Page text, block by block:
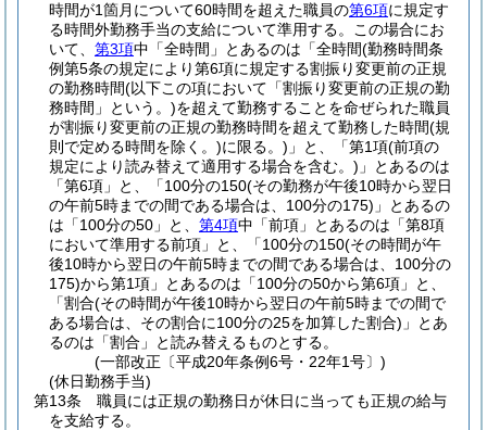
時間が1箇月について60時間を超えた職員の第6項に規定す
る時間外勤務手当の支給について準用する。
この場合にお
いて、 第3項中「全時間」とあるのは「全時間(勤務時間条
例第5条の規定により第6項に規定する割振り変更前の正規
の勤務時間(以下この項において「割振り変更前の正規の勤
務時間」という。)を超えて勤務することを命ぜられた職員
が割振り変更前の正規の勤務時間を超えて勤務した時間(規
則で定める時間を除く。)に限る。) 」と、「第1項(前項の
規定により読み替えて適用する場合を含む。) 」とあるのは
「第6項」と、「100分の150(その勤務が午後10時から翌日
の午前5時までの間である場合は、100分の175) 」とあるの
は「100分の50」と、 第4項中「前項」とあるのは「第8項
において準用する前項」と、「100分の150(その時間が午
後10時から翌日の午前5時までの間である場合は、100分の
175)から第1項」とあるのは「100分の50から第6項」と、
「割合(その時間が午後10時から翌日の午前5時までの間で
ある場合は、その割合に100分の25を加算した割合) 」とあ
るのは「割合」と読み替えるものとする。
(一部改正〔平成20年条例6号・22年1号〕)
(休日勤務手当)
第13条
職員には正規の勤務日が休日に当っても正規の給与
を支給する。